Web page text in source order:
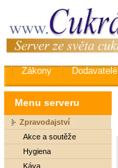
Zákony Dodavatelé
Menu serveru
Zpravodajství
Akce a soutěže
Hygiena
Káva